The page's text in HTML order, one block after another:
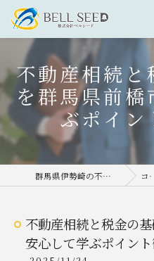
不動産相続と
を群馬県前
ぶポイン
群馬県伊勢崎の不動産売却なら株式会社ベルシード コラム
不動産相続と税金の
安心して学ぶポイン